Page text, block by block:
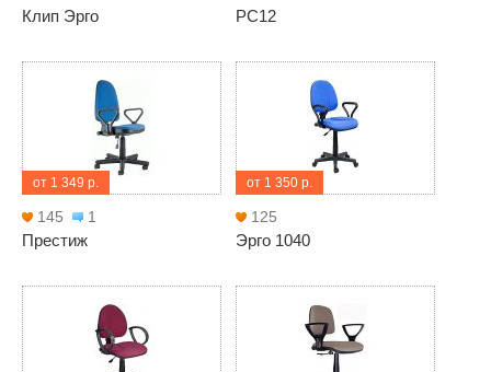
Клип Эрго РС12
от 1 349 р.
145 1
Престиж
от 1 350 р.
125
Эрго 1040